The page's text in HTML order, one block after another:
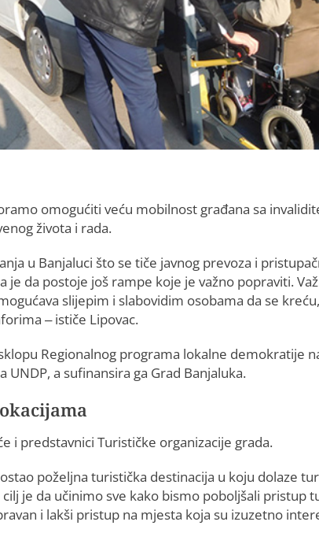
omogućiti veću mobilnost građana sa
života i rada.
u Banjaluci što se tiče javnog prevoza i
je da postoje još rampe koje je važno popraviti.
slijepim i slabovidim osobama da se
– ističe Lipovac.
Regionalnog programa lokalne demokratije
a sufinansira ga Grad Banjaluka.
i predstavnici Turističke organizacije grada.
poželjna turistička destinacija u koju dolaze
je da učinimo sve kako bismo poboljšali pristup
i lakši pristup na mjesta koja su izuzetno